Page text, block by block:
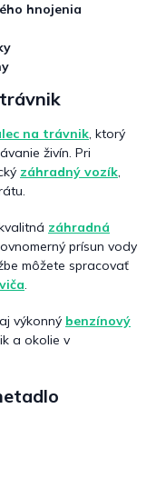
hnojenia
na trávnik, ktorý
živín. Pri
záhradný vozík,
záhradná
prísun vody
môžete spracovať
.
výkonný benzínový
a okolie v